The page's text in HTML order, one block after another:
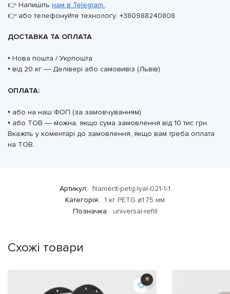
👉 Напишіть нам в Telegram
👉 або телефонуйте технологу: +380988240808
ДОСТАВКА ТА ОПЛАТА
• Нова пошта / Укрпошта
• від 20 кг — Делівері або самовивіз (Львів)
ОПЛАТА:
• або на наш ФОП (за замовчуванням)
• або ТОВ — можна, якщо сума замовлення від 10 тис грн.
Вкажіть у коментарі до замовлення, якщо вам треба оплата
на ТОВ.
Артикул: filament-petg-lyal-021-1-1
Категорія:
1 кг PETG ⌀1.75 мм
Позначка: universal-refill
Схожі товари
⭐